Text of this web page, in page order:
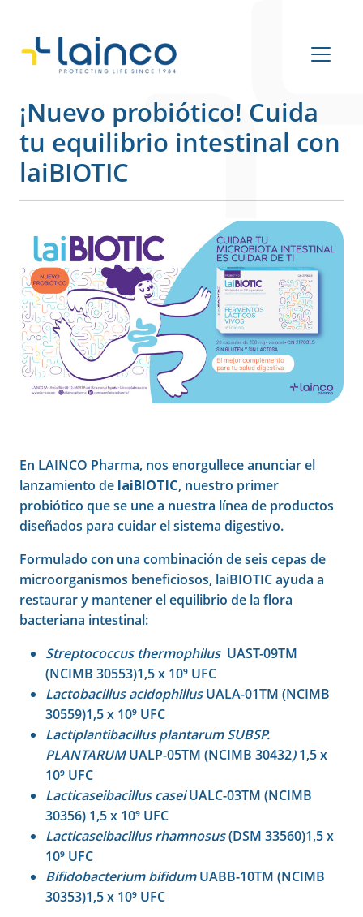
Navegación principal
¡Nuevo probiótico! Cuida
tu equilibrio intestinal con
laiBIOTIC
En LAINCO Pharma, nos enorgullece anunciar el
lanzamiento de laiBIOTIC, nuestro primer
probiótico que se une a nuestra línea de productos
diseñados para cuidar el sistema digestivo.
Formulado con una combinación de seis cepas de
microorganismos beneficiosos, laiBIOTIC ayuda a
restaurar y mantener el equilibrio de la flora
bacteriana intestinal:
Streptococcus thermophilus UAST-09TM
(NCIMB 30553)1,5 x 10⁹ UFC
Lactobacillus acidophillusUALA-01TM (NCIMB
30559)1,5 x 10⁹ UFC
Lactiplantibacillus plantarum SUBSP.
PLANTARUMUALP-05TM (NCIMB 30432)1,5 x
10⁹ UFC
Lacticaseibacillus caseiUALC-03TM (NCIMB
30356) 1,5 x 10⁹ UFC
Lacticaseibacillus rhamnosus(DSM 33560)1,5 x
10⁹ UFC
Bifidobacterium bifidumUABB-10TM (NCIMB
30353)1,5 x 10⁹ UFC